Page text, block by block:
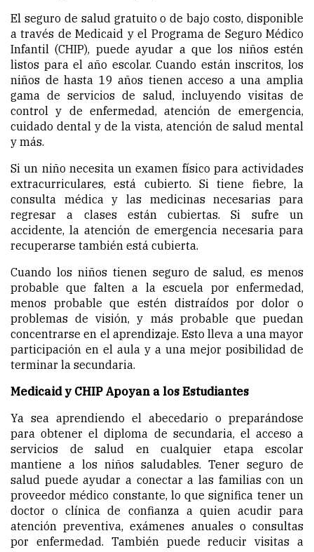
El seguro de salud gratuito o de bajo costo, disponible
a través de Medicaid y el Programa de Seguro Médico
Infantil (CHIP), puede ayudar a que los niños estén
listos para el año escolar. Cuando están inscritos, los
niños de hasta 19 años tienen acceso a una amplia
gama de servicios de salud, incluyendo visitas de
control y de enfermedad, atención de emergencia,
cuidado dental y de la vista, atención de salud mental
y más.
Si un niño necesita un examen físico para actividades
extracurriculares, está cubierto. Si tiene fiebre, la
consulta médica y las medicinas necesarias para
regresar a clases están cubiertas. Si sufre un
accidente, la atención de emergencia necesaria para
recuperarse también está cubierta.
Cuando los niños tienen seguro de salud, es menos
probable que falten a la escuela por enfermedad,
menos probable que estén distraídos por dolor o
problemas de visión, y más probable que puedan
concentrarse en el aprendizaje. Esto lleva a una mayor
participación en el aula y a una mejor posibilidad de
terminar la secundaria.
Medicaid y CHIP Apoyan a los Estudiantes
Ya sea aprendiendo el abecedario o preparándose
para obtener el diploma de secundaria, el acceso a
servicios de salud en cualquier etapa escolar
mantiene a los niños saludables. Tener seguro de
salud puede ayudar a conectar a las familias con un
proveedor médico constante, lo que significa tener un
doctor o clínica de confianza a quien acudir para
atención preventiva, exámenes anuales o consultas
por enfermedad. También puede reducir visitas a